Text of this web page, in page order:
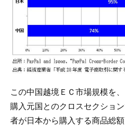
この中国越境ＥＣ市場規模を
購入元国とのクロスセクショ
者が日本から購入する商品総